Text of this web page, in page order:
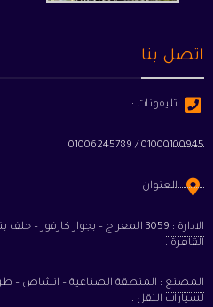
اتصل بنا
تليفونات :
01000100945 / 01006245789
العنوان :
الادارة : 3059 المعراج – بجوار
القاهرة .
المصنع : المنطقة الصناعية – انشاص –
لسيارات النقل .